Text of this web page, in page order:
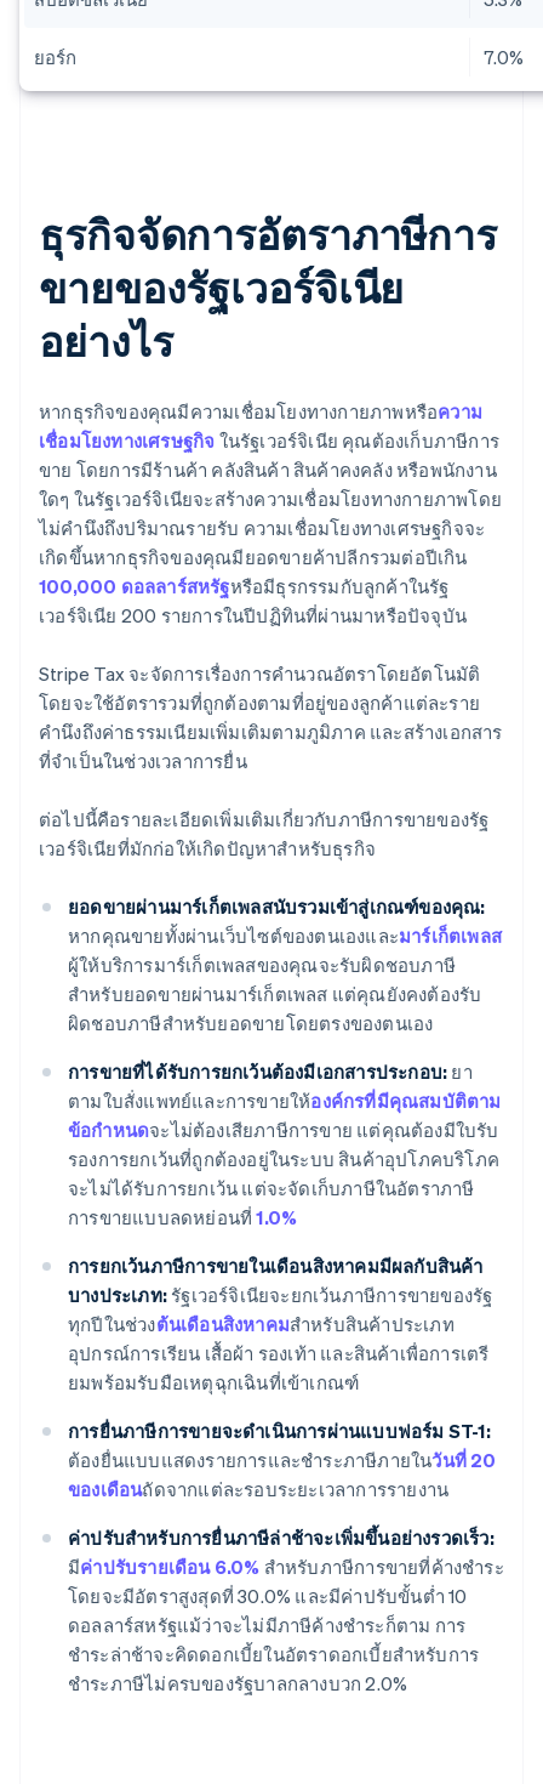
ยอร์ก 7.0%
ธุรกิจจัดการอัตราภาษีการ
ขายของรัฐเวอร์จิเนีย
อย่างไร
หากธุรกิจของคุณมีความเชื่อมโยงทางกายภาพหรือความ
เชื่อมโยงทางเศรษฐกิจ ในรัฐเวอร์จิเนีย คุณต้องเก็บภาษีการ
ขาย โดยการมีร้านค้า คลังสินค้า สินค้าคงคลัง หรือพนักงาน
ใดๆ ในรัฐเวอร์จิเนียจะสร้างความเชื่อมโยงทางกายภาพโดย
ไม่คำนึงถึงปริมาณรายรับ ความเชื่อมโยงทางเศรษฐกิจจะ
เกิดขึ้นหากธุรกิจของคุณมียอดขายค้าปลีกรวมต่อปีเกิน
100,000 ดอลลาร์สหรัฐหรือมีธุรกรรมกับลูกค้าในรัฐ
เวอร์จิเนีย 200 รายการในปีปฏิทินที่ผ่านมาหรือปัจจุบัน
Stripe Tax จะจัดการเรื่องการคำนวณอัตราโดยอัตโนมัติ
โดยจะใช้อัตรารวมที่ถูกต้องตามที่อยู่ของลูกค้าแต่ละราย
คำนึงถึงค่าธรรมเนียมเพิ่มเติมตามภูมิภาค และสร้างเอกสาร
ที่จำเป็นในช่วงเวลาการยื่น
ต่อไปนี้คือรายละเอียดเพิ่มเติมเกี่ยวกับภาษีการขายของรัฐ
เวอร์จิเนียที่มักก่อให้เกิดปัญหาสำหรับธุรกิจ
ยอดขายผ่านมาร์เก็ตเพลสนับรวมเข้าสู่เกณฑ์ของคุณ:
หากคุณขายทั้งผ่านเว็บไซต์ของตนเองและมาร์เก็ตเพลส
ผู้ให้บริการมาร์เก็ตเพลสของคุณจะรับผิดชอบภาษี
สำหรับยอดขายผ่านมาร์เก็ตเพลส แต่คุณยังคงต้องรับ
ผิดชอบภาษีสำหรับยอดขายโดยตรงของตนเอง
การขายที่ได้รับการยกเว้นต้องมีเอกสารประกอบ: ยา
ตามใบสั่งแพทย์และการขายให้องค์กรที่มีคุณสมบัติตาม
ข้อกำหนดจะไม่ต้องเสียภาษีการขาย แต่คุณต้องมีใบรับ
รองการยกเว้นที่ถูกต้องอยู่ในระบบ สินค้าอุปโภคบริโภค
จะไม่ได้รับการยกเว้น แต่จะจัดเก็บภาษีในอัตราภาษี
การขายแบบลดหย่อนที่1.0%
การยกเว้นภาษีการขายในเดือนสิงหาคมมีผลกับสินค้า
บางประเภท: รัฐเวอร์จิเนียจะยกเว้นภาษีการขายของรัฐ
ทุกปีในช่วงต้นเดือนสิงหาคมสำหรับสินค้าประเภท
อุปกรณ์การเรียน เสื้อผ้า รองเท้า และสินค้าเพื่อการเตรี
ยมพร้อมรับมือเหตุฉุกเฉินที่เข้าเกณฑ์
การยื่นภาษีการขายจะดำเนินการผ่านแบบฟอร์ม ST-1:
ต้องยื่นแบบแสดงรายการและชำระภาษีภายในวันที่ 20
ของเดือนถัดจากแต่ละรอบระยะเวลาการรายงาน
ค่าปรับสำหรับการยื่นภาษีล่าช้าจะเพิ่มขึ้นอย่างรวดเร็ว:
มีค่าปรับรายเดือน 6.0% สำหรับภาษีการขายที่ค้างชำระ
โดยจะมีอัตราสูงสุดที่ 30.0% และมีค่าปรับขั้นต่ำ 10
ดอลลาร์สหรัฐแม้ว่าจะไม่มีภาษีค้างชำระก็ตาม การ
ชำระล่าช้าจะคิดดอกเบี้ยในอัตราดอกเบี้ยสำหรับการ
ชำระภาษีไม่ครบของรัฐบาลกลางบวก 2.0%